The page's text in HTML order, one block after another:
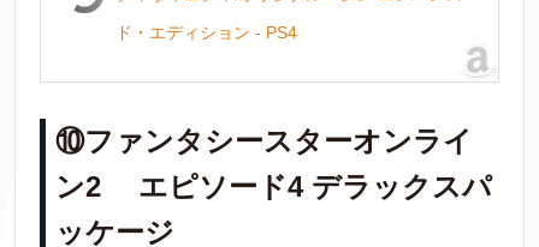
ド・エディション - PS4
⑩ファンタシースターオンライ
ン2 エピソード4 デラックスパ
ッケージ